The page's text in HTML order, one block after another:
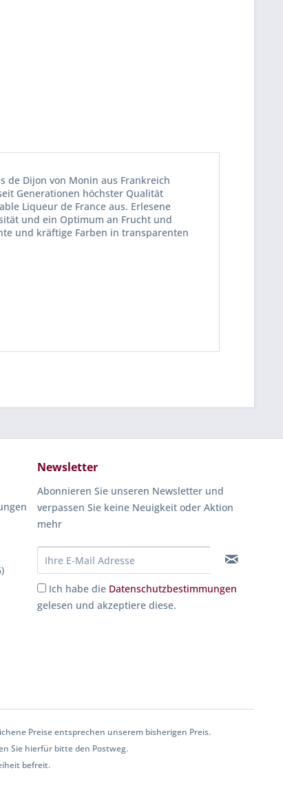
de Dijon von Monin aus Frankreich
Generationen höchster Qualität
Liqueur de France aus. Erlesene
und ein Optimum an Frucht und
und kräftige Farben in transparenten
Newsletter
Abonnieren Sie unseren Newsletter und
verpassen Sie keine Neuigkeit oder Aktion
mehr
Ich habe die Datenschutzbestimmungen
gelesen und akzeptiere diese.
Preise entsprechen unserem bisherigen Preis.
Sie hierfür bitte den Postweg.
befreit.